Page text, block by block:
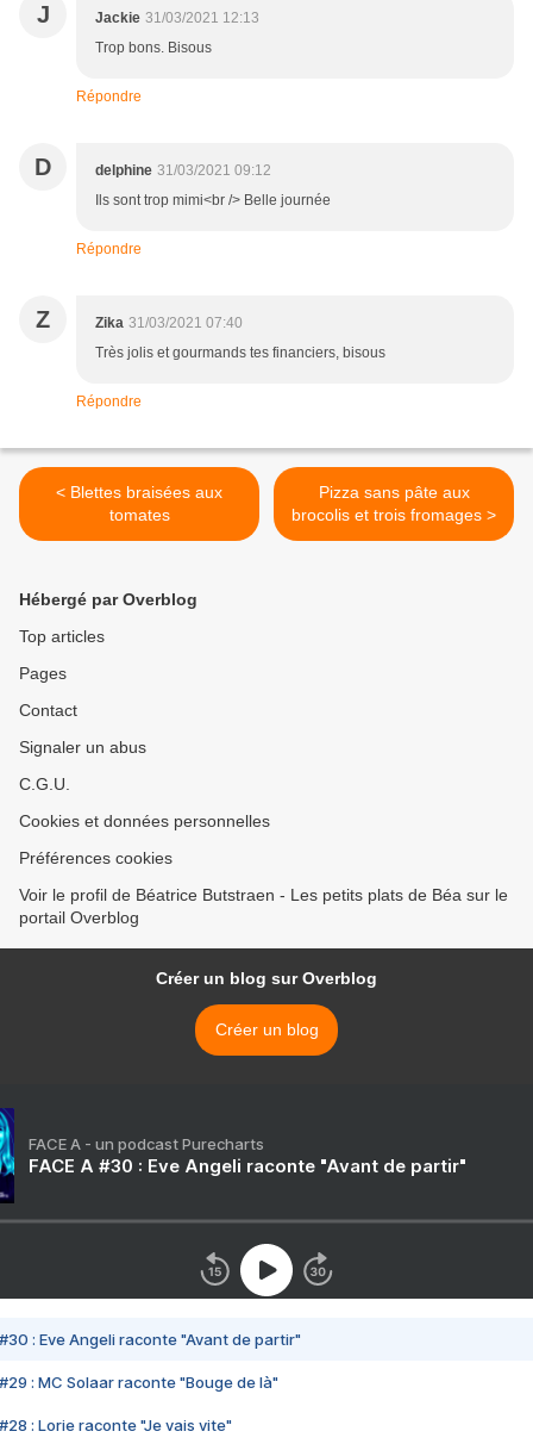
J Jackie 31/03/2021 12:13
Trop bons. Bisous
Répondre
D delphine 31/03/2021 09:12
Ils sont trop mimi<br /> Belle journée
Répondre
Z Zika 31/03/2021 07:40
Très jolis et gourmands tes financiers, bisous
Répondre
< Blettes braisées aux
tomates
Pizza sans pâte aux
brocolis et trois fromages >
Hébergé par Overblog
Top articles
Pages
Contact
Signaler un abus
C.G.U.
Cookies et données personnelles
Préférences cookies
Voir le profil de Béatrice Butstraen - Les petits plats de Béa sur le
portail Overblog
Créer un blog sur Overblog
Créer un blog
FACE A - un podcast Purecharts
FACE A #30 : Eve Angeli raconte "Avant de partir"
#30 : Eve Angeli raconte "Avant de partir"
#29 : MC Solaar raconte "Bouge de là"
#28 : Lorie raconte "Je vais vite"